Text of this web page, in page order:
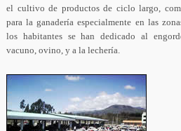
el cultivo de productos de ciclo largo,
para la ganadería especialmente en las
los habitantes se han dedicado al
vacuno, ovino, y a la lechería.